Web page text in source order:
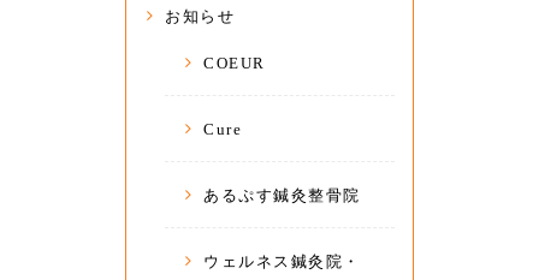
お知らせ
COEUR
Cure
あるぷす鍼灸整骨院
ウェルネス鍼灸院・